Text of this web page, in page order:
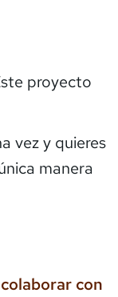
proyecto
vez y quieres
manera
colaborar con